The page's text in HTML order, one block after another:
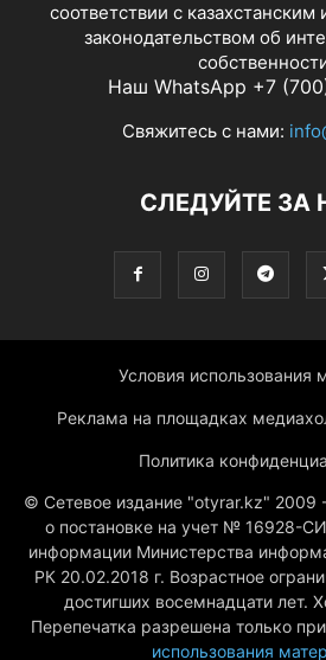
соответствии с
законодательством об
Наш WhatsApp +7
Свяжитесь с нами:
СЛЕДУЙТЕ ЗА
Условия использования
Реклама на площадках
Политика
© Сетевое издание "otyrar.kz" 2009
о постановке на учет № 16928-
информации Министерства
РК 20.02.2018 г. Возрастное
достигших восемнадцати лет.
Перепечатка разрешена только
использования